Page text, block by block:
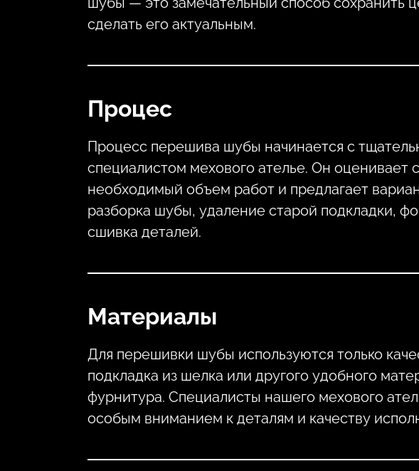
сделать его актуальным.
Процес
Процесс перешива шубы начинается с
специалистом мехового ателье. Он оценивает
необходимый объем работ и предлагает
разборка шубы, удаление старой подкладки,
сшивка деталей.
Материалы
Для перешивки шубы используются только
подкладка из шелка или другого удобного
фурнитура. Специалисты нашего мехового
особым вниманием к деталям и качеству